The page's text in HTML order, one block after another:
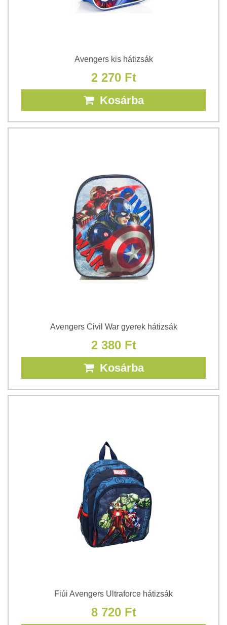
Avengers kis hátizsák
2 270 Ft
Kosárba
Avengers Civil War gyerek hátizsák
2 380 Ft
Kosárba
Fiúi Avengers Ultraforce hátizsák
8 720 Ft